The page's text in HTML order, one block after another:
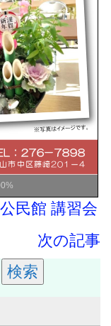
民館 講習会
次の記事